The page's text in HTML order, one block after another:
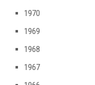
1970
1969
1968
1967